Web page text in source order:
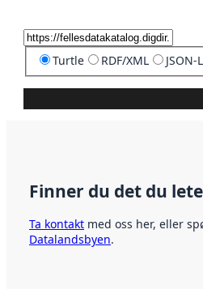
Turtle RDF/XML JSON-
Finner du det du
Ta kontakt med oss her, eller
Datalandsbyen.